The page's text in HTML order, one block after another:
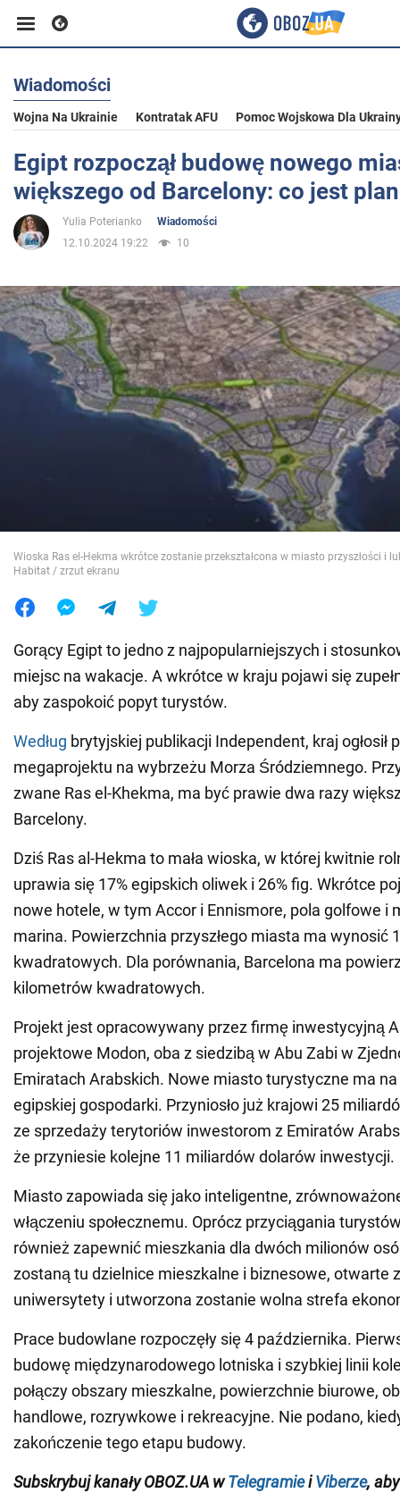
Biznes
Sport
Rozrywka
Polityka
Społeczeństwo
Jedzenie
Wiadomości
Wojna Na Ukrainie Kontratak AFU Pomoc Wojskowa Dla
Egipt rozpoczął budowę nowego
większego od Barcelony: co jest
Yulia Poterianko
Wiadomości
12.10.2024 19:22
10
Wioska Ras el-Hekma wkrótce zostanie przekształcona w miasto przyszłości i
Habitat / zrzut ekranu
Gorący Egipt to jedno z najpopularniejszych i
miejsc na wakacje. A wkrótce w kraju pojawi się
aby zaspokoić popyt turystów.
Według brytyjskiej publikacji Independent, kraj ogłosił
megaprojektu na wybrzeżu Morza Śródziemnego.
zwane Ras el-Khekma, ma być prawie dwa razy
Barcelony.
Dziś Ras al-Hekma to mała wioska, w której kwitnie
uprawia się 17% egipskich oliwek i 26% fig. Wkrótce
nowe hotele, w tym Accor i Ennismore, pola golfowe i
marina. Powierzchnia przyszłego miasta ma wynosić
kwadratowych. Dla porównania, Barcelona ma
kilometrów kwadratowych.
Projekt jest opracowywany przez firmę inwestycyjną
projektowe Modon, oba z siedzibą w Abu Zabi w
Emiratach Arabskich. Nowe miasto turystyczne ma
egipskiej gospodarki. Przyniosło już krajowi 25
ze sprzedaży terytoriów inwestorom z Emiratów
że przyniesie kolejne 11 miliardów dolarów inwestycji.
Miasto zapowiada się jako inteligentne,
włączeniu społecznemu. Oprócz przyciągania
również zapewnić mieszkania dla dwóch milionów
zostaną tu dzielnice mieszkalne i biznesowe, otwarte
uniwersytety i utworzona zostanie wolna strefa
Prace budowlane rozpoczęły się 4 października.
budowę międzynarodowego lotniska i szybkiej linii
połączy obszary mieszkalne, powierzchnie biurowe,
handlowe, rozrywkowe i rekreacyjne. Nie podano,
zakończenie tego etapu budowy.
Subskrybuj kanały OBOZ.UA wTelegramieiViberze,